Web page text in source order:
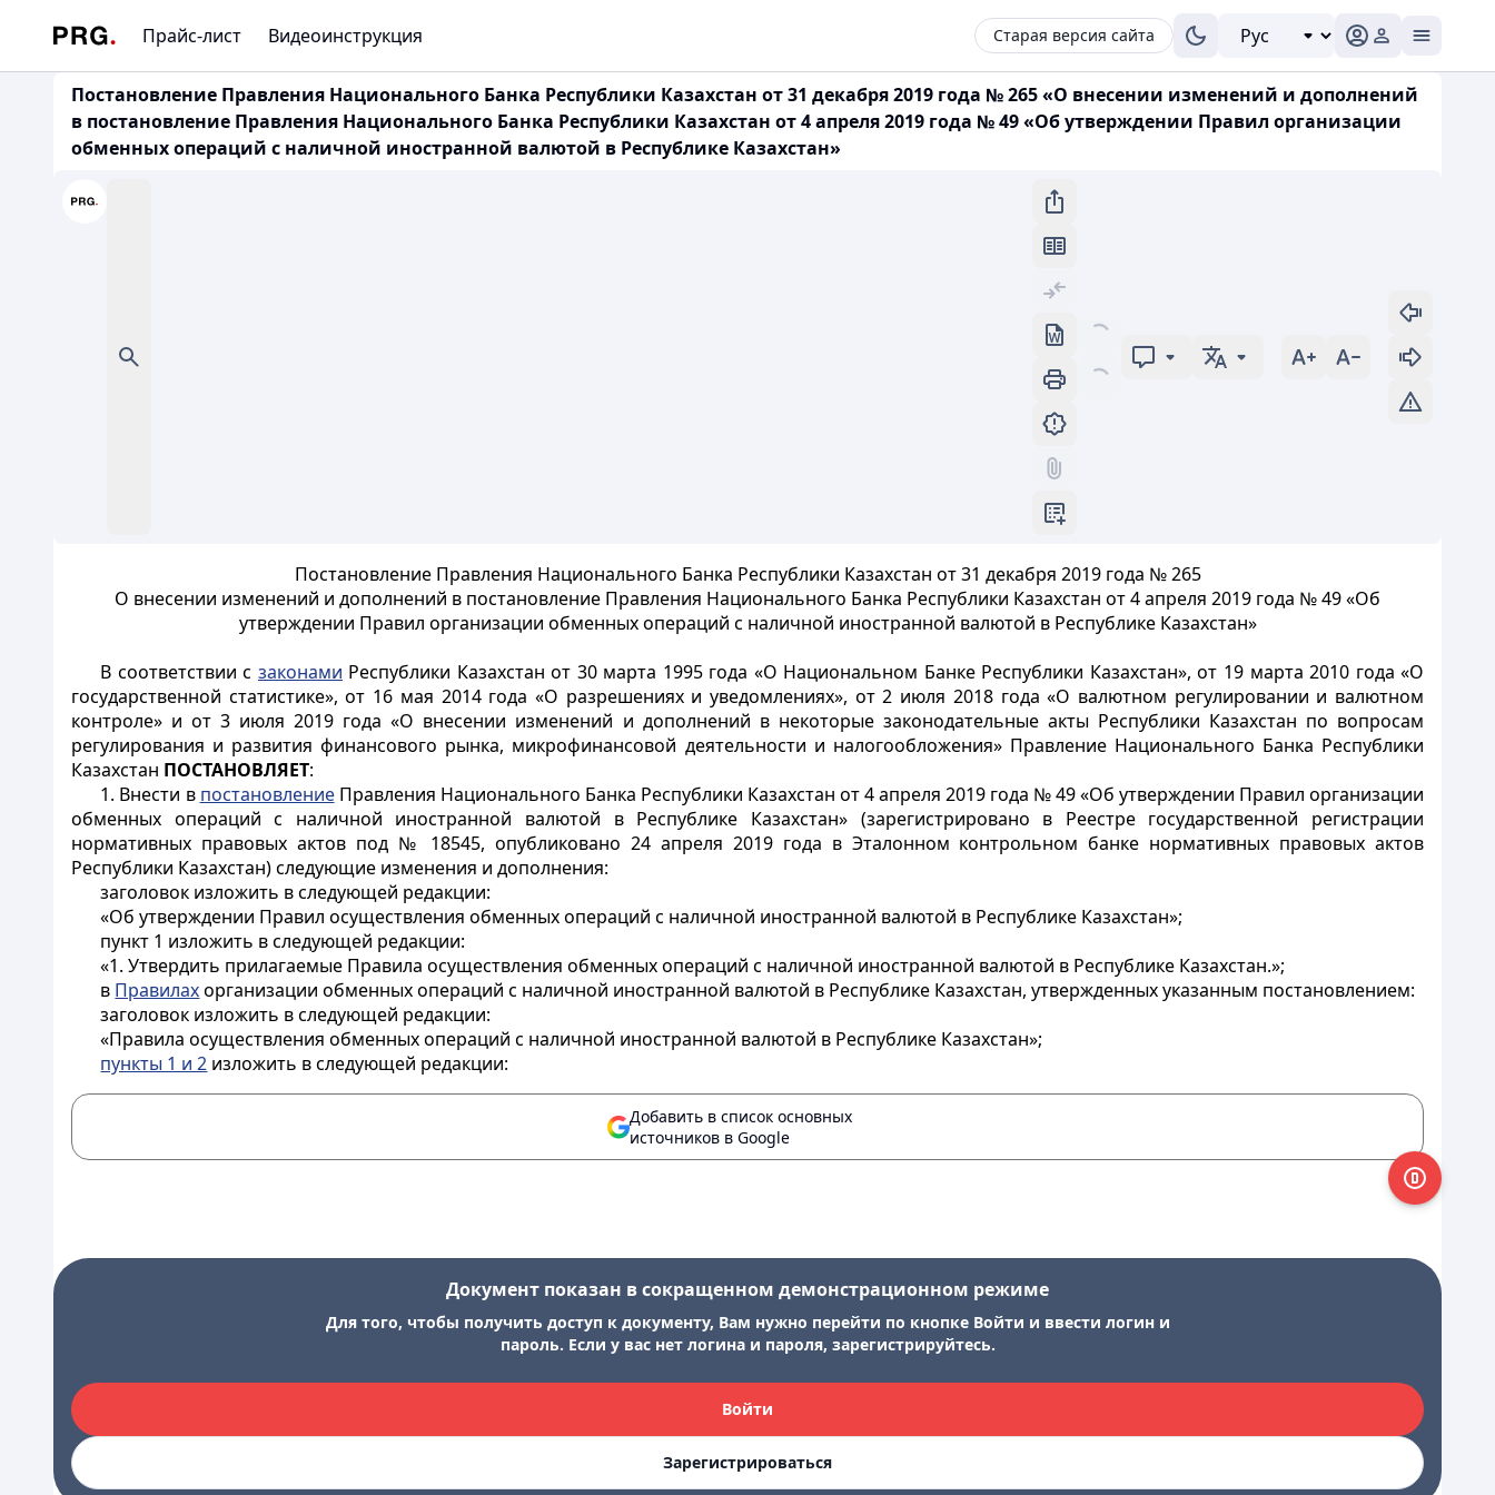
Прайс-лист Видеоинструкция Старая версия сайта
Постановление Правления Национального Банка Республики Казахстан от 31 декабря 2019 года № 265 «О внесении изменений и дополнений
в постановление Правления Национального Банка Республики Казахстан от 4 апреля 2019 года № 49 «Об утверждении Правил организации
обменных операций с наличной иностранной валютой в Республике Казахстан»
Постановление Правления Национального Банка Республики Казахстан от 31 декабря 2019 года № 265
О внесении изменений и дополнений в постановление Правления Национального Банка Республики Казахстан от 4 апреля 2019 года № 49 «Об
утверждении Правил организации обменных операций с наличной иностранной валютой в Республике Казахстан»
В соответствии с законами Республики Казахстан от 30 марта 1995 года «О Национальном Банке Республики Казахстан», от 19 марта 2010 года «О
государственной статистике», от 16 мая 2014 года «О разрешениях и уведомлениях», от 2 июля 2018 года «О валютном регулировании и валютном
контроле» и от 3 июля 2019 года «О внесении изменений и дополнений в некоторые законодательные акты Республики Казахстан по вопросам
регулирования и развития финансового рынка, микрофинансовой деятельности и налогообложения» Правление Национального Банка Республики
Казахстан ПОСТАНОВЛЯЕТ:
1. Внести в постановлениеПравления Национального Банка Республики Казахстан от 4 апреля 2019 года № 49 «Об утверждении Правил организации
обменных операций с наличной иностранной валютой в Республике Казахстан» (зарегистрировано в Реестре государственной регистрации
нормативных правовых актов под № 18545, опубликовано 24 апреля 2019 года в Эталонном контрольном банке нормативных правовых актов
Республики Казахстан) следующие изменения и дополнения:
заголовок изложить в следующей редакции:
«Об утверждении Правил осуществления обменных операций с наличной иностранной валютой в Республике Казахстан»;
пункт 1 изложить в следующей редакции:
«1. Утвердить прилагаемые Правила осуществления обменных операций с наличной иностранной валютой в Республике Казахстан.»;
в Правилахорганизации обменных операций с наличной иностранной валютой в Республике Казахстан, утвержденных указанным постановлением:
заголовок изложить в следующей редакции:
«Правила осуществления обменных операций с наличной иностранной валютой в Республике Казахстан»;
пункты 1 и 2 изложить в следующей редакции:
Добавить в список основных
источников в Google
Документ показан в сокращенном демонстрационном режиме
Для того, чтобы получить доступ к документу, Вам нужно перейти по кнопке Войти и ввести логин и
пароль. Если у вас нет логина и пароля, зарегистрируйтесь.
Войти
Зарегистрироваться